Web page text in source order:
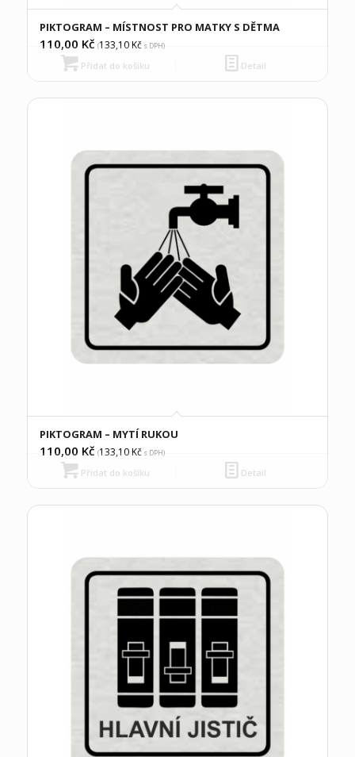
PIKTOGRAM – MÍSTNOST PRO MATKY S DĚTMA
110,00 Kč (133,10Kčs DPH)
Přidat do košíku Detail
PIKTOGRAM – MYTÍ RUKOU
110,00 Kč (133,10Kčs DPH)
Přidat do košíku Detail